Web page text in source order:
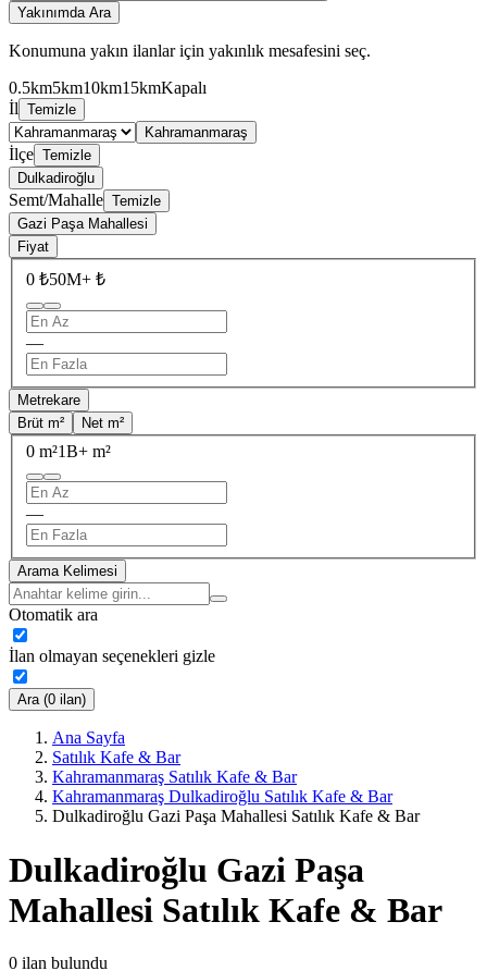
Yakınımda Ara
Konumuna yakın ilanlar için yakınlık mesafesini seç.
0.5km5km10km15kmKapalı
İl Temizle
Kahramanmaraş
İlçe Temizle
Dulkadiroğlu
Semt/Mahalle Temizle
Gazi Paşa Mahallesi
Fiyat
0 ₺50M+ ₺
—
Metrekare
Brüt m²
Net m²
0 m²1B+ m²
—
Arama Kelimesi
Otomatik ara
İlan olmayan seçenekleri gizle
Ara (0 ilan)
Ana Sayfa
Satılık Kafe & Bar
Kahramanmaraş Satılık Kafe & Bar
Kahramanmaraş Dulkadiroğlu Satılık Kafe & Bar
Dulkadiroğlu Gazi Paşa Mahallesi Satılık Kafe & Bar
Dulkadiroğlu Gazi Paşa
Mahallesi Satılık Kafe & Bar
0 ilan bulundu